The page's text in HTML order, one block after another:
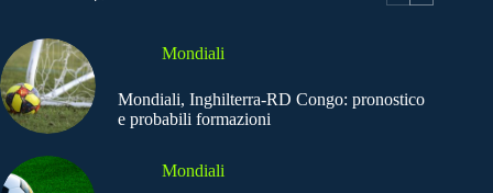
Mondiali
Mondiali, Inghilterra-RD Congo: pronostico
e probabili formazioni
Mondiali